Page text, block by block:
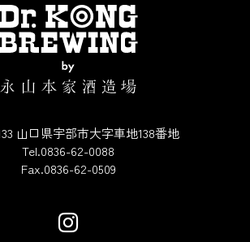
山口県宇部市大字車地138番地
Tel.0836-62-0088
Fax.0836-62-0509